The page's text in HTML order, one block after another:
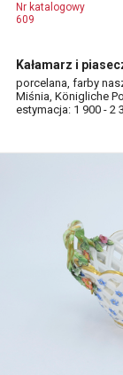
Nr katalogowy
609
Kałamarz i
porcelana, farby
Miśnia, Königliche
estymacja: 1 900 - 2